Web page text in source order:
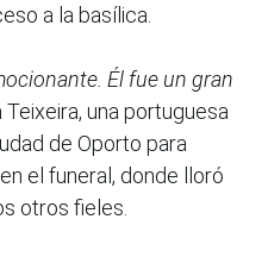
a la basílica.
Él fue un gran
Teixeira, una portuguesa
de Oporto para
el funeral, donde lloró
otros fieles.